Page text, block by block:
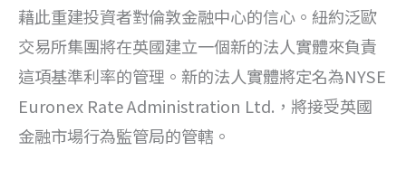
藉此重建投資者對倫敦金融中心的信心。紐約泛歐
交易所集團將在英國建立一個新的法人實體來負責
這項基準利率的管理。新的法人實體將定名為NYSE
Euronex Rate Administration Ltd.，將接受英國
金融市場行為監管局的管轄。